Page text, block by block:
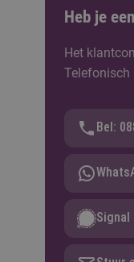
Heb je
Het
Telefonisch
Bel:
Signal